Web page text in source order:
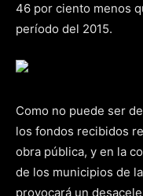
46 por ciento menos
período del 2015.
Como no puede ser
los fondos recibidos
obra pública, y en la
de los municipios de
provocará un